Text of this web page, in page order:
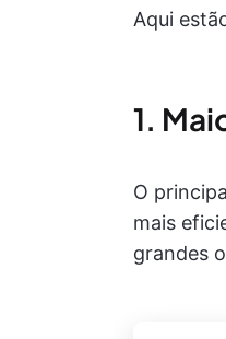
Aqui
1.
O
mais
grandes